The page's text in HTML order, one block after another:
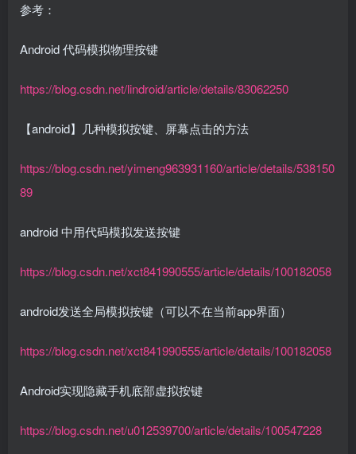
参考：
Android 代码模拟物理按键
https://blog.csdn.net/lindroid/article/details/83062250
【android】几种模拟按键、屏幕点击的方法
https://blog.csdn.net/yimeng963931160/article/details/538150
89
android 中用代码模拟发送按键
https://blog.csdn.net/xct841990555/article/details/100182058
android发送全局模拟按键（可以不在当前app界面）
https://blog.csdn.net/xct841990555/article/details/100182058
Android实现隐藏手机底部虚拟按键
https://blog.csdn.net/u012539700/article/details/100547228